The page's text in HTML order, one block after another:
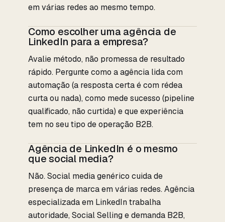
em várias redes ao mesmo tempo.
Como escolher uma agência de
LinkedIn para a empresa?
Avalie método, não promessa de resultado
rápido. Pergunte como a agência lida com
automação (a resposta certa é com rédea
curta ou nada), como mede sucesso (pipeline
qualificado, não curtida) e que experiência
tem no seu tipo de operação B2B.
Agência de LinkedIn é o mesmo
que social media?
Não. Social media genérico cuida de
presença de marca em várias redes. Agência
especializada em LinkedIn trabalha
autoridade, Social Selling e demanda B2B,